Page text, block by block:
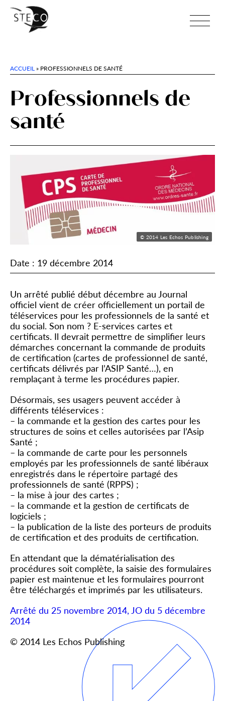
ACCUEIL» PROFESSIONNELS DE SANTÉ
Professionnels de
santé
Date : 19 décembre 2014
Un arrêté publié début décembre au Journal
officiel vient de créer officiellement un portail de
téléservices pour les professionnels de la santé et
du social. Son nom ? E-services cartes et
certificats. Il devrait permettre de simplifier leurs
démarches concernant la commande de produits
de certification (cartes de professionnel de santé,
certificats délivrés par l’ASIP Santé…), en
remplaçant à terme les procédures papier.
Désormais, ses usagers peuvent accéder à
différents téléservices :
– la commande et la gestion des cartes pour les
structures de soins et celles autorisées par l’Asip
Santé ;
– la commande de carte pour les personnels
employés par les professionnels de santé libéraux
enregistrés dans le répertoire partagé des
professionnels de santé (RPPS) ;
– la mise à jour des cartes ;
– la commande et la gestion de certificats de
logiciels ;
– la publication de la liste des porteurs de produits
de certification et des produits de certification.
En attendant que la dématérialisation des
procédures soit complète, la saisie des formulaires
papier est maintenue et les formulaires pourront
être téléchargés et imprimés par les utilisateurs.
Arrêté du 25 novembre 2014, JO du 5 décembre
2014
© 2014 Les Echos Publishing
© 2014 Les Echos Publishing